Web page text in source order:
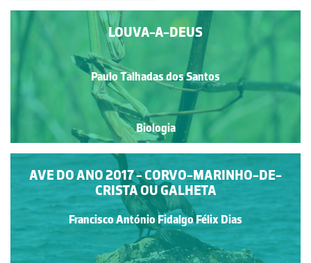
LOUVA-A-DEUS
Paulo Talhadas dos Santos
Biologia
AVE DO ANO 2017 - CORVO-MARINHO-DE-
CRISTA OU GALHETA
Francisco António Fidalgo Félix Dias